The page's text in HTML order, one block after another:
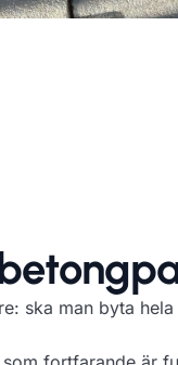
ska man byta